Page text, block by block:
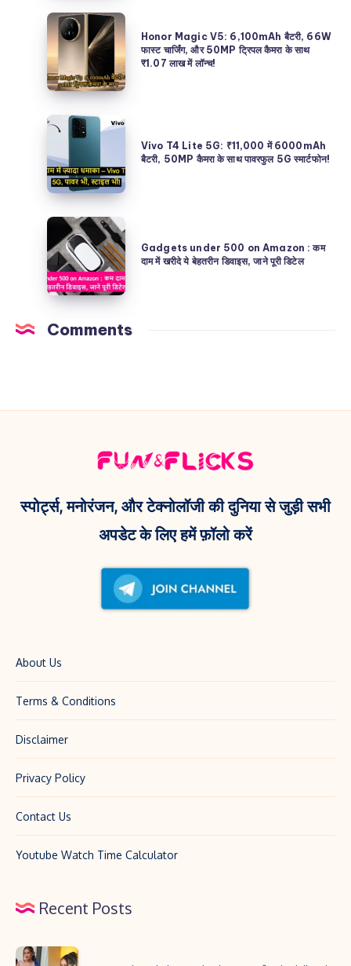
Budget-
Friendly
Smartphones
–
जानें
Price,
Features
और
Launch
Honor
Magic
V5:
6,100mAh
बैटरी,
66W
फास्ट
चार्जिंग,
और
50MP
ट्रिपल
कैमरा
के
₹1.07
Honor Magic V5: 6,100mAh बैटरी, 66W
फास्ट चार्जिंग, और 50MP ट्रिपल कैमरा के साथ
₹1.07 लाख में लॉन्च!
Vivo
Lite
5G:
₹11,000
6000mAh
बैटरी,
50MP
कैमरा
5G
Vivo T4 Lite 5G: ₹11,000 में 6000mAh
बैटरी, 50MP कैमरा के साथ पावरफुल 5G स्मार्टफोन!
Gadgets
under
500
on
:
जाने
Gadgets under 500 on Amazon : कम
दाम में खरीदे ये बेहतरीन डिवाइस, जाने पूरी डिटेल
Comments
स्पोर्ट्स, मनोरंजन, और टेक्नोलॉजी की दुनिया से जुड़ी सभी
अपडेट के लिए हमें फ़ॉलो करें
About Us
Terms & Conditions
Disclaimer
Privacy Policy
Contact Us
Youtube Watch Time Calculator
Recent Posts
Archita